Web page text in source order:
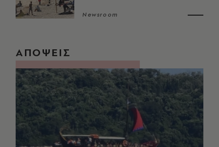
Newsroom
ΑΠΟΨΕΙΣ